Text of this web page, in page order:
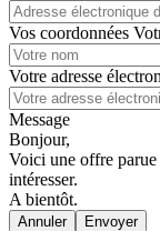
Vos coordonnées
Votre adresse
Message
Bonjour,
Voici une offre
intéresser.
A bientôt.
Annuler